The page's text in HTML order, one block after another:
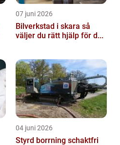
07 juni 2026
Bilverkstad i skara så
väljer du rätt hjälp för d...
04 juni 2026
Styrd borrning schaktfri